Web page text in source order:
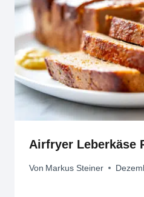
Airfryer Leberkäse
Von Markus Steiner